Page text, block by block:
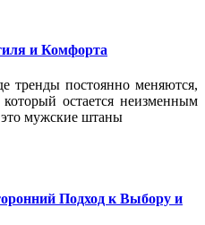
и Комфорта
тренды постоянно меняются,
остается неизменным
мужские штаны
Подход к Выбору и